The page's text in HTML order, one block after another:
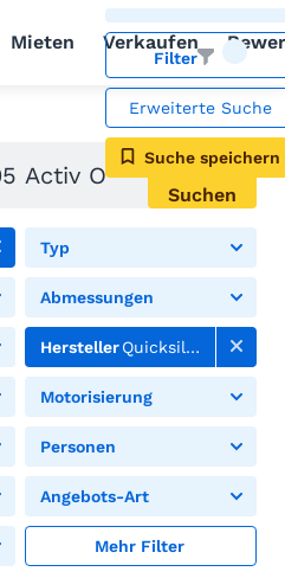
Mieten Verkaufen
Filter
Erweiterte Suche
Suche speichern
Suchen
Typ
Abmessungen
HerstellerQuicksilver
Motorisierung
Personen
Angebots-Art
Mehr Filter